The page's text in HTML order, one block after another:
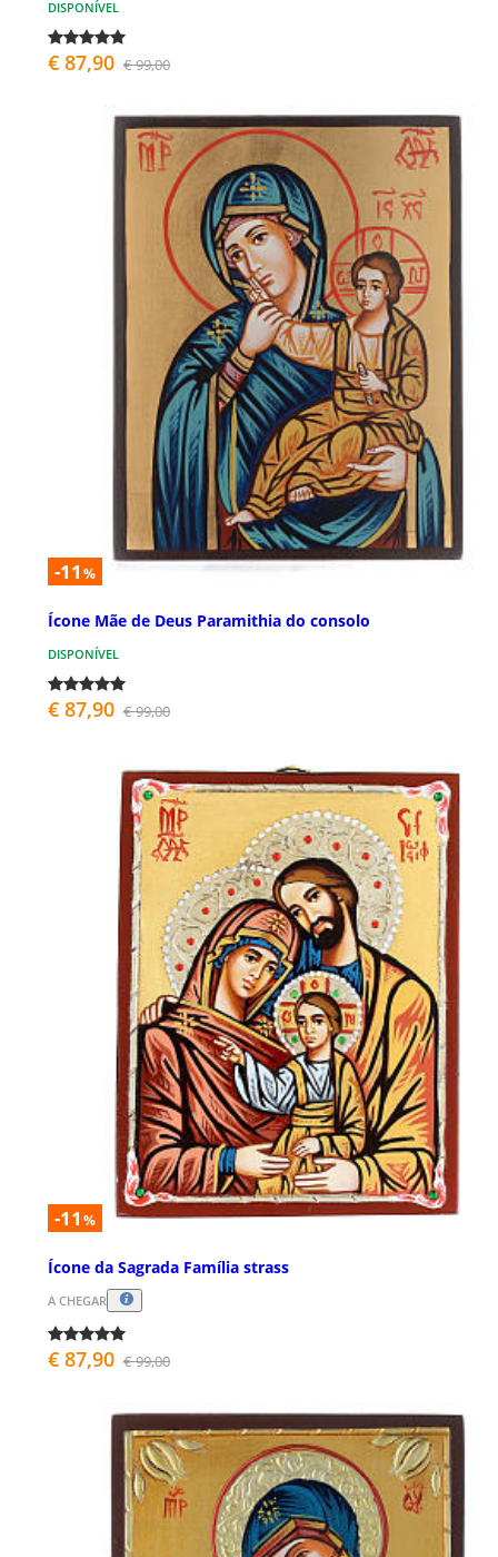
DISPONÍVEL
€ 87,90 € 99,00
-11 %
Ícone Mãe de Deus Paramithia do consolo
DISPONÍVEL
€ 87,90 € 99,00
-11 %
Ícone da Sagrada Família strass
A CHEGAR
€ 87,90 € 99,00